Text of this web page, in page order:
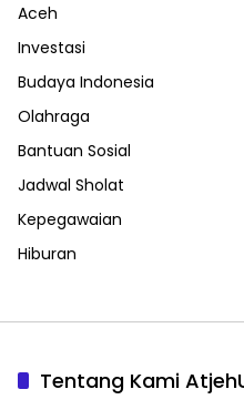
Aceh
Investasi
Budaya Indonesia
Olahraga
Bantuan Sosial
Jadwal Sholat
Kepegawaian
Hiburan
Tentang Kami